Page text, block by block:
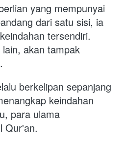
yang mempunyai
dari satu sisi, ia
tersendiri.
akan tampak
berkelipan sepanjang
keindahan
para ulama
Qur'an.